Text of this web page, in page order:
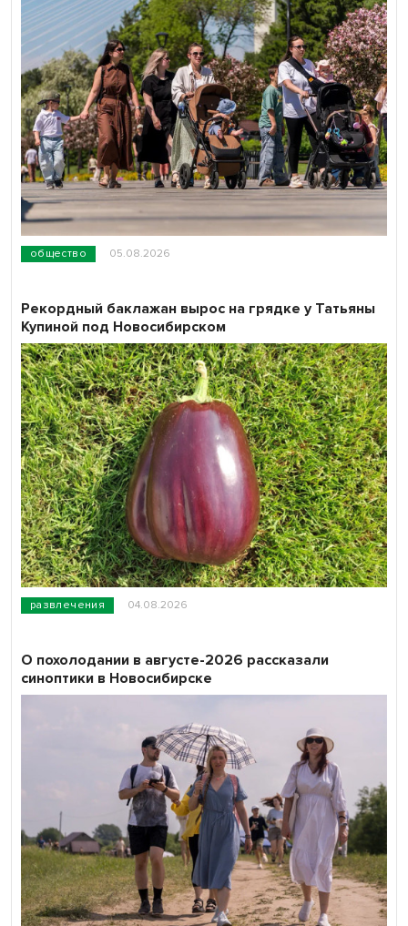
общество 05.08.2026
развлечения 04.08.2026
Рекордный баклажан вырос на грядке у Татьяны
Купиной под Новосибирском
О похолодании в августе-2026 рассказали
синоптики в Новосибирске